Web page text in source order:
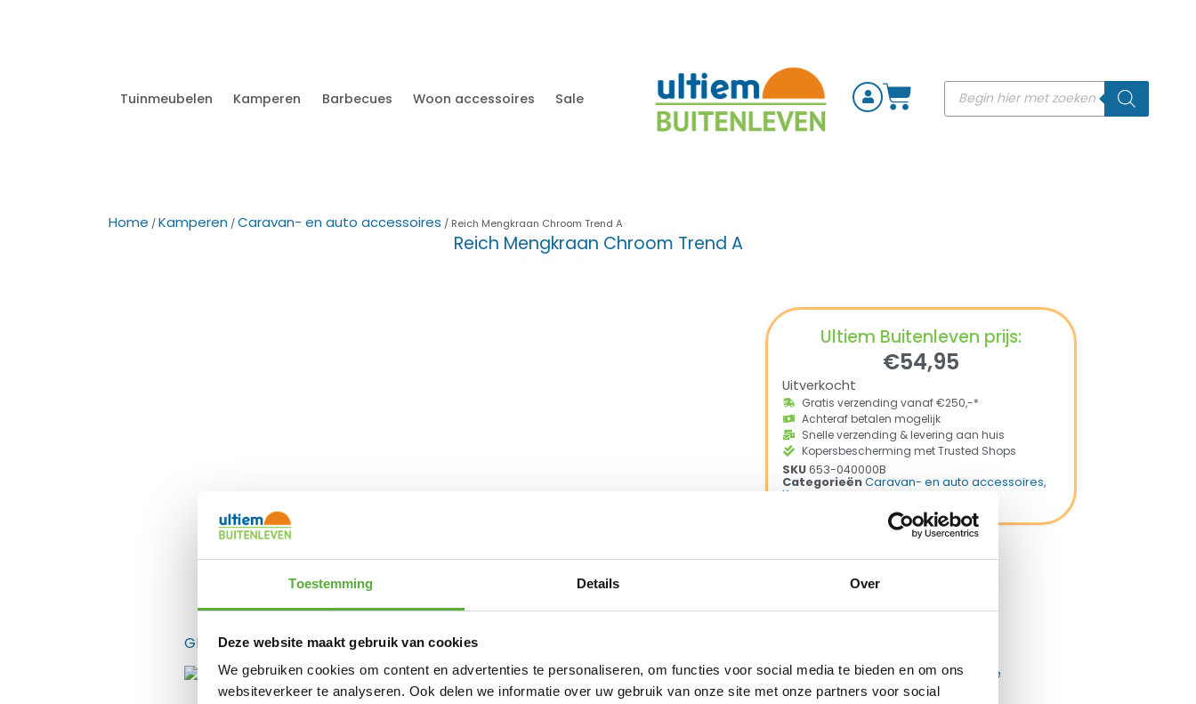
Toestemming Details Over
Deze website maakt gebruik van cookies
We gebruiken cookies om content en advertenties te personaliseren, om functies voor social media te bieden en om ons
websiteverkeer te analyseren. Ook delen we informatie over uw gebruik van onze site met onze partners voor social
Tuinmeubelen Kamperen Barbecues Woon accessoires Sale
Home /Kamperen /Caravan- en auto accessoires / Reich Mengkraan Chroom Trend A
Reich Mengkraan Chroom Trend A
Ultiem Buitenleven prijs:
€54,95
Uitverkocht
Gratis verzending vanaf €250,-*
Achteraf betalen mogelijk
Snelle verzending & levering aan huis
Kopersbescherming met Trusted Shops
SKU653-040000B
CategorieënCaravan- en auto accessoires,
Kamperen
Gratis verzending vanaf €250,-* Achteraf betalen mogelijk Kopersbescherming met Trusted Shops
GERELATEERDE PRODUCTEN